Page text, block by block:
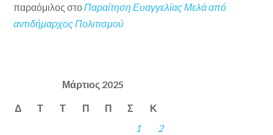
παραόμιλος στο Παραίτηση Ευαγγελίας Μελά από
αντιδήμαρχος Πολιτισμού
Μάρτιος 2025
Δ Τ Τ Π Π Σ Κ
1
2